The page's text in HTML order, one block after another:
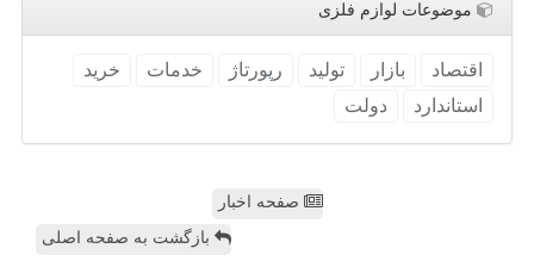
موضوعات لوازم فلزی
اقتصاد بازار تولید رپورتاژ خدمات
خرید
استاندارد
دولت
صفحه اخبار
بازگشت به صفحه اصلی